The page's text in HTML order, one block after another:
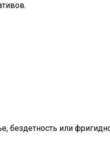
бездетность или